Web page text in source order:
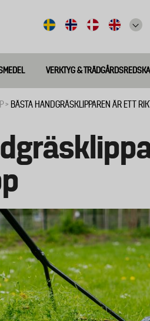
VERKTYG &
BÄSTA HANDGRÄSKLIPPAREN ÄR ETT